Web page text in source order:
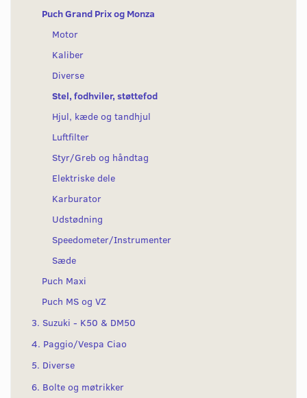
Puch Grand Prix og Monza
Motor
Kaliber
Diverse
Stel, fodhviler, støttefod
Hjul, kæde og tandhjul
Luftfilter
Styr/Greb og håndtag
Elektriske dele
Karburator
Udstødning
Speedometer/Instrumenter
Sæde
Puch Maxi
Puch MS og VZ
3. Suzuki - K50 & DM50
4. Paggio/Vespa Ciao
5. Diverse
6. Bolte og møtrikker